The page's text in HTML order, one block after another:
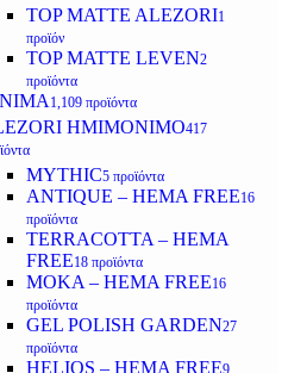
TOP MATTE ALEZORI1
προϊόν
TOP MATTE LEVEN2
προϊόντα
1,109 προϊόντα
ΗΜΙΜΟΝΙΜΟ417
MYTHIC5 προϊόντα
ANTIQUE – HEMA FREE16
προϊόντα
TERRACOTTA – HEMA
FREE18 προϊόντα
MOKA – HEMA FREE16
προϊόντα
GEL POLISH GARDEN27
προϊόντα
HELIOS – HEMA FREE9